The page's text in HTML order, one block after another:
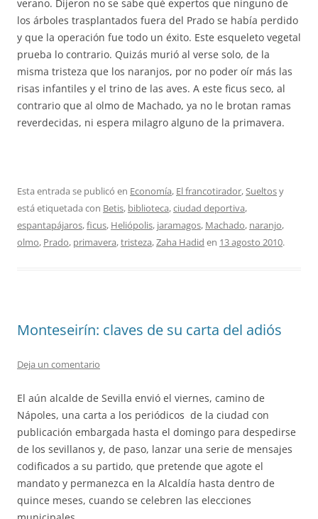
verano. Dijeron no se sabe qué expertos que ninguno de
los árboles trasplantados fuera del Prado se había perdido
y que la operación fue todo un éxito. Este esqueleto vegetal
prueba lo contrario. Quizás murió al verse solo, de la
misma tristeza que los naranjos, por no poder oír más las
risas infantiles y el trino de las aves. A este ficus seco, al
contrario que al olmo de Machado, ya no le brotan ramas
reverdecidas, ni espera milagro alguno de la primavera.
Esta entrada se publicó en Economía, El francotirador,Sueltosy
está etiquetada con Betis, biblioteca,ciudad deportiva,
espantapájaros,ficus, Heliópolis, jaramagos, Machado, naranjo,
olmo, Prado, primavera,tristeza,Zaha Hadid en 13 agosto 2010.
Monteseirín: claves de su carta del adiós
Deja un comentario
El aún alcalde de Sevilla envió el viernes, camino de
Nápoles, una carta a los periódicos de la ciudad con
publicación embargada hasta el domingo para despedirse
de los sevillanos y, de paso, lanzar una serie de mensajes
codificados a su partido, que pretende que agote el
mandato y permanezca en la Alcaldía hasta dentro de
quince meses, cuando se celebren las elecciones